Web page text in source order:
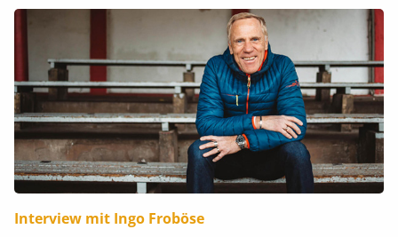
Interview mit Ingo Froböse